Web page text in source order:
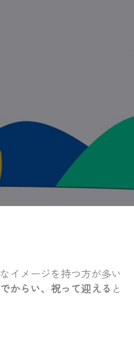
イメージを持つ方が多い
からい、祝って迎える と